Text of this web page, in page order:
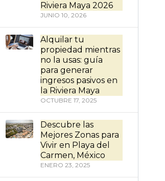
Riviera Maya 2026
JUNIO 10, 2026
Alquilar tu
propiedad mientras
no la usas: guía
para generar
ingresos pasivos en
la Riviera Maya
OCTUBRE 17, 2025
Descubre las
Mejores Zonas para
Vivir en Playa del
Carmen, México
ENERO 23, 2025